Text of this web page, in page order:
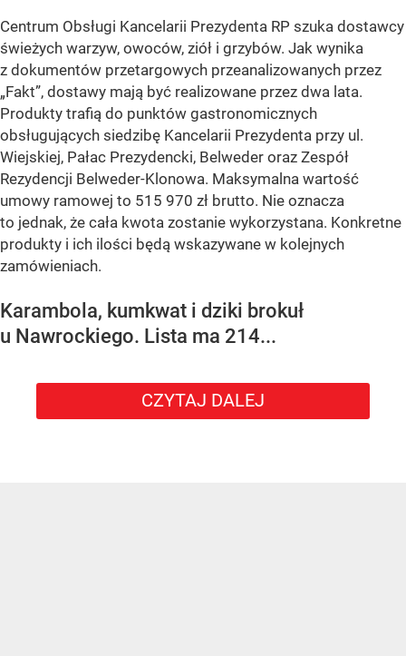
Centrum Obsługi Kancelarii Prezydenta RP szuka dostawcy
świeżych warzyw, owoców, ziół i grzybów. Jak wynika
z dokumentów przetargowych przeanalizowanych przez
„Fakt”, dostawy mają być realizowane przez dwa lata.
Produkty trafią do punktów gastronomicznych
obsługujących siedzibę Kancelarii Prezydenta przy ul.
Wiejskiej, Pałac Prezydencki, Belweder oraz Zespół
Rezydencji Belweder-Klonowa. Maksymalna wartość
umowy ramowej to 515 970 zł brutto. Nie oznacza
to jednak, że cała kwota zostanie wykorzystana. Konkretne
produkty i ich ilości będą wskazywane w kolejnych
zamówieniach.
Karambola, kumkwat i dziki brokuł
u Nawrockiego. Lista ma 214...
CZYTAJ DALEJ